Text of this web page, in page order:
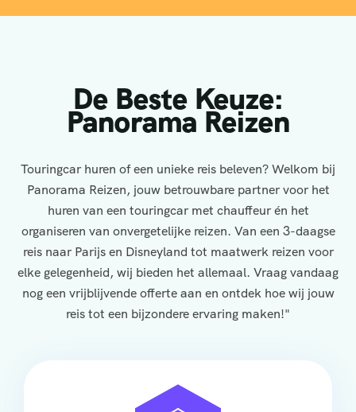
De Beste Keuze:
Panorama Reizen
Touringcar huren of een unieke reis beleven? Welkom bij
Panorama Reizen, jouw betrouwbare partner voor het
huren van een touringcar met chauffeur én het
organiseren van onvergetelijke reizen. Van een 3-daagse
reis naar Parijs en Disneyland tot maatwerk reizen voor
elke gelegenheid, wij bieden het allemaal. Vraag vandaag
nog een vrijblijvende offerte aan en ontdek hoe wij jouw
reis tot een bijzondere ervaring maken!"